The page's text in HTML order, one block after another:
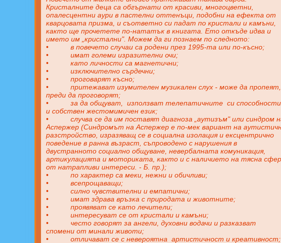
Кристалните деца са обгърнати от красиви, многоцветни,
опалесцентни аури в пастелни оттенъци, подобни на ефекта от
кварцовата призма, и съответно си падат по кристали и камъни,
както ще прочетете по-нататък в книгата. Ето откъде идва и
името им „кристални". Можем да ги познаем по следното:
•
в повечето случаи са родени през 1995-та или по-късно;
•
имат големи изразителни очи;
•
като личности са магнетични;
•
изключително сърдечни;
•
проговарят късно;
•
притежават изумителен музикален слух - може да пропеят,
преди да проговорят;
•
за да общуват, използват телепатичните си способности
и собствен жестомимичен език;
•
случва се да им поставят диагноза „аутизъм" или синдром
Аспержер (Синдромът на Аспержер е по-мек вариант на
разстройство, изразяващ се в социална изолация и ексцентрично
поведение в ранна възраст, съпроводено с нарушения в
двустранното социално общуване, невербалната комуникация,
артикулацията и моториката, както и с наличието на тясна
от натрапливи интереси. - Б. пр.);
•
по характер са меки, нежни и обичливи;
•
всепрощаващи;
•
силно чувствителни и емпатични;
•
имат здрава връзка с природата и животните;
•
проявяват се като лечители;
•
интересуват се от кристали и камъни;
•
често говорят за ангели, духовни водачи и разказват
спомени от минали животи;
•
отличават се с невероятна артистичност и креативност;